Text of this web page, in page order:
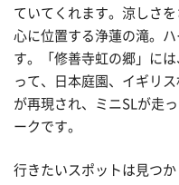
ていてくれます。涼しさ
心に位置する浄蓮の滝。
す。「修善寺虹の郷」に
って、日本庭園、イギリ
が再現され、ミニSLが走
ークです。
行きたいスポットは見つか